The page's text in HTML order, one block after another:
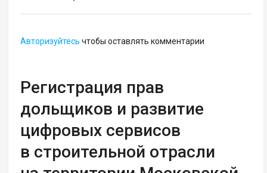
Авторизуйтесь чтобы оставлять комментарии
Регистрация прав
дольщиков и развитие
цифровых сервисов
в строительной отрасли